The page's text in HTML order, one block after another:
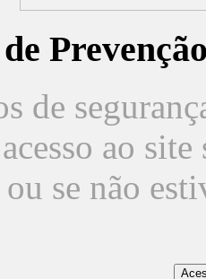
de
ao
ou se não